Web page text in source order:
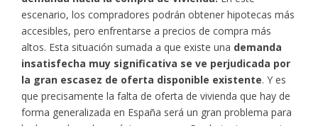
escenario, los compradores podrán obtener hipotecas más
accesibles, pero enfrentarse a precios de compra más
altos. Esta situación sumada a que existe una demanda
insatisfecha muy significativa se ve perjudicada por
la gran escasez de oferta disponible existente. Y es
que precisamente la falta de oferta de vivienda que hay de
forma generalizada en España será un gran problema para